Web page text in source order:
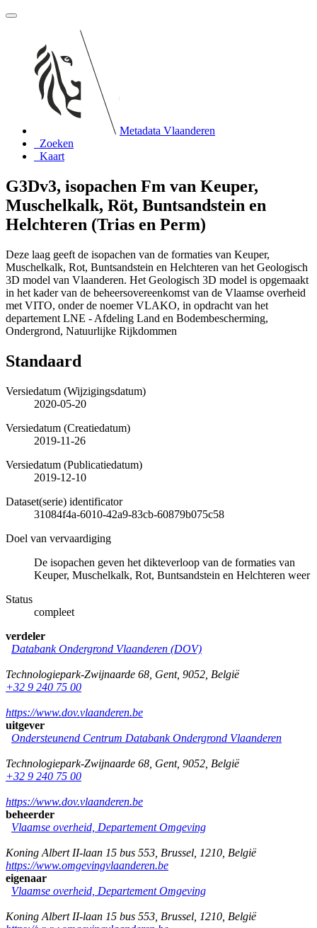
Metadata Vlaanderen
Zoeken
Kaart
G3Dv3, isopachen Fm van Keuper,
Muschelkalk, Röt, Buntsandstein en
Helchteren (Trias en Perm)
Deze laag geeft de isopachen van de formaties van Keuper,
Muschelkalk, Rot, Buntsandstein en Helchteren van het Geologisch
3D model van Vlaanderen. Het Geologisch 3D model is opgemaakt
in het kader van de beheersovereenkomst van de Vlaamse overheid
met VITO, onder de noemer VLAKO, in opdracht van het
departement LNE - Afdeling Land en Bodembescherming,
Ondergrond, Natuurlijke Rijkdommen
Standaard
Versiedatum (Wijzigingsdatum)
2020-05-20
Versiedatum (Creatiedatum)
2019-11-26
Versiedatum (Publicatiedatum)
2019-12-10
Dataset(serie) identificator
31084f4a-6010-42a9-83cb-60879b075c58
Doel van vervaardiging
De isopachen geven het dikteverloop van de formaties van
Keuper, Muschelkalk, Rot, Buntsandstein en Helchteren weer
Status
compleet
verdeler
Databank Ondergrond Vlaanderen (DOV)
Technologiepark-Zwijnaarde 68 Gent, 9052 België
+32 9 240 75 00
https://www.dov.vlaanderen.be
uitgever
Ondersteunend Centrum Databank Ondergrond Vlaanderen
Technologiepark-Zwijnaarde 68 Gent, 9052 België
+32 9 240 75 00
https://www.dov.vlaanderen.be
beheerder
Vlaamse overheid, Departement Omgeving
Koning Albert II-laan 15 bus 553 Brussel 1210 België
https://www.omgevingvlaanderen.be
eigenaar
Vlaamse overheid, Departement Omgeving
Koning Albert II-laan 15 bus 553 Brussel 1210 België